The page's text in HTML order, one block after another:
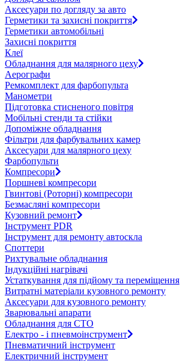
Аксесуари по догляду за авто
Герметики та захисні покриття
Герметики автомобільні
Захисні покриття
Клеї
Обладнання для малярного цеху
Аерографи
Ремкомплект для фарбопульта
Манометри
Підготовка стисненого повітря
Мобільні стенди та стійки
Допоміжне обладнання
Фільтри для фарбувальних камер
Аксесуари для малярного цеху
Фарбопульти
Компресори
Поршневі компресори
Гвинтові (Роторні) компресори
Безмасляні компресори
Кузовний ремонт
Інструмент PDR
Інструмент для ремонту автоскла
Споттери
Рихтувальне обладнання
Індукційні нагрівачі
Устаткування для підйому та переміщення
Витратні матеріали кузовного ремонту
Аксесуари для кузовного ремонту
Зварювальні апарати
Обладнання для СТО
Електро - і пневмоінструмент
Пневматичний інструмент
Електричний інструмент